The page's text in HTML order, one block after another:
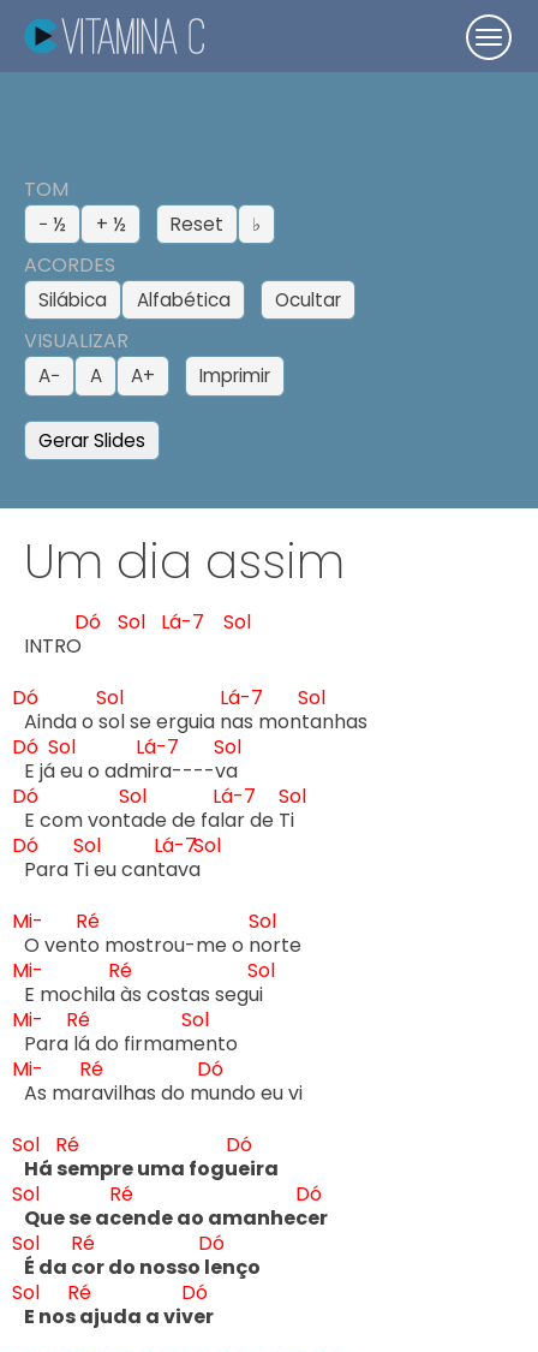
TOM
− ½ + ½ Reset ♭
ACORDES
Silábica Alfabética Ocultar
VISUALIZAR
A− A A+ Imprimir
Gerar Slides
Um dia assim
INTRO
Dó Sol Lá-7 Sol
Dó
Ainda o s
Sol
ol se erguia n
Lá-7
as mont
Sol
Dó
E já
Sol
eu o adm
Lá-7
ira----v
Sol
Dó
E com vont
Sol
ade de fal
Lá-7
ar de T
Sol
Dó
Para T
Sol
i eu cant
Lá-7
ava
Sol
Mi-
O vent
Ré
o mostrou-me o n
Sol
Mi-
E mochila
Ré
às costas segu
Sol
Mi-
Para l
Ré
á do firmam
Sol
Mi-
As mar
Ré
avilhas do m
Dó
undo eu vi
Sol
Há s
Ré
empre uma fogu
Dó
Sol
Que se ac
Ré
ende ao amanhec
Dó
Sol
É da c
Ré
or do nosso l
Dó
Sol
E nos
Ré
ajuda a viv
Dó
er